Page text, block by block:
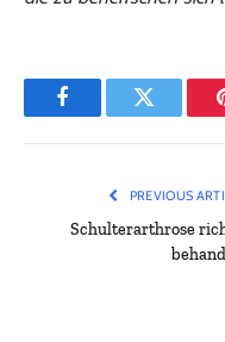
FacebookTwitter
PREVIOUS
Schulterarthrose